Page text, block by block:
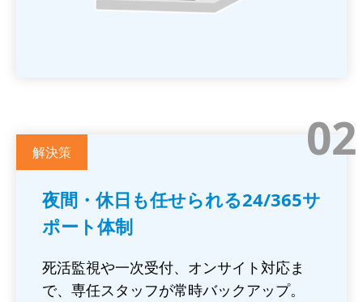
02
解決策
夜間・休日も任せられる24/365サ
ポート体制
死活監視や一次受付、オンサイト対応ま
で、専任スタッフが常時バックアップ。